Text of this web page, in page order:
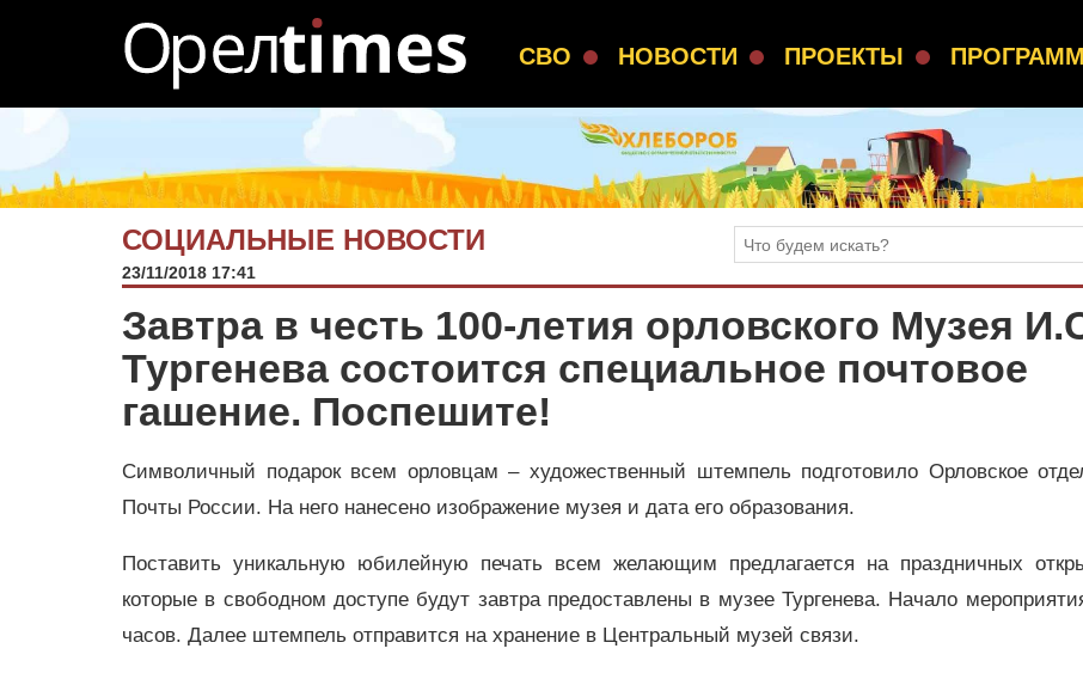
СВО НОВОСТИ ПРОЕКТЫ
СОЦИАЛЬНЫЕ НОВОСТИ
23/11/2018 17:41
Завтра в честь 100-летия орловского Музея
Тургенева состоится специальное почтовое
гашение. Поспешите!
Символичный подарок всем орловцам – художественный штемпель подготовило Орловское
Почты России. На него нанесено изображение музея и дата его образования.
Поставить уникальную юбилейную печать всем желающим предлагается на праздничных
которые в свободном доступе будут завтра предоставлены в музее Тургенева. Начало
часов. Далее штемпель отправится на хранение в Центральный музей связи.